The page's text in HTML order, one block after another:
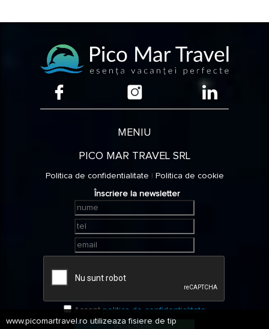
MENIU
PICO MAR TRAVEL SRL
Politica de confidentialitate | Politica de cookie
Înscriere la newsletter
Acceptpolitica de confidentialitate
ÎNSCRIERE
www.picomartravel.ro utilizeaza fisiere de tip